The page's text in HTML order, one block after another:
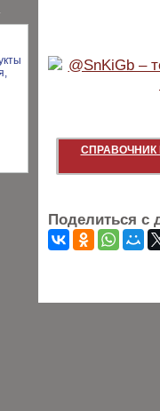
СПРАВОЧНИК
Поделиться с